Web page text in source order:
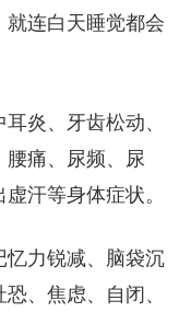
连白天睡觉都会
炎、牙齿松动、
腰痛、尿频、尿
汗等身体症状。
忆力锐减、脑袋沉
、焦虑、自闭、